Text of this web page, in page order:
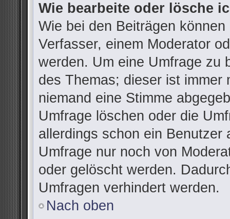
Wie bearbeite oder lösche
Wie bei den Beiträgen
Verfasser, einem Moderator
werden. Um eine Umfrage zu
des Themas; dieser ist immer
niemand eine Stimme
Umfrage löschen oder die
allerdings schon ein Benutzer
Umfrage nur noch von
oder gelöscht werden.
Umfragen verhindert werden.
Nach oben